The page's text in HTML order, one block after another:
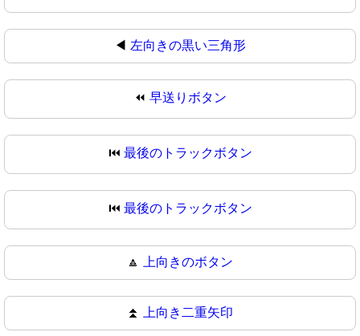
◀ 左向きの黒い三角形
⏪ 早送りボタン
⏮️ 最後のトラックボタン
⏮ 最後のトラックボタン
🔼 上向きのボタン
⏫ 上向き二重矢印